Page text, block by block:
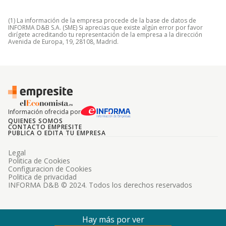
(1) La información de la empresa procede de la base de datos de
INFORMA D&B S.A. (SME) Si aprecias que existe algún error por favor
dirígete acreditando tu representación de la empresa a la dirección
Avenida de Europa, 19, 28108, Madrid.
Información ofrecida por
QUIENES SOMOS
CONTACTO EMPRESITE
PUBLICA O EDITA TU EMPRESA
INFORMA D&B © 2024. Todos los derechos reservados
Legal
Politica de Cookies
Configuracion de Cookies
Politica de privacidad
Hay más por ver